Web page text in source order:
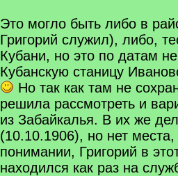
Это могло быть либо в
Григорий служил), либо,
Кубани, но это по датам
Кубанскую станицу
Но так как там не
решила рассмотреть и
из Забайкалья. В их же
(10.10.1906), но нет
понимании, Григорий в
находился как раз на